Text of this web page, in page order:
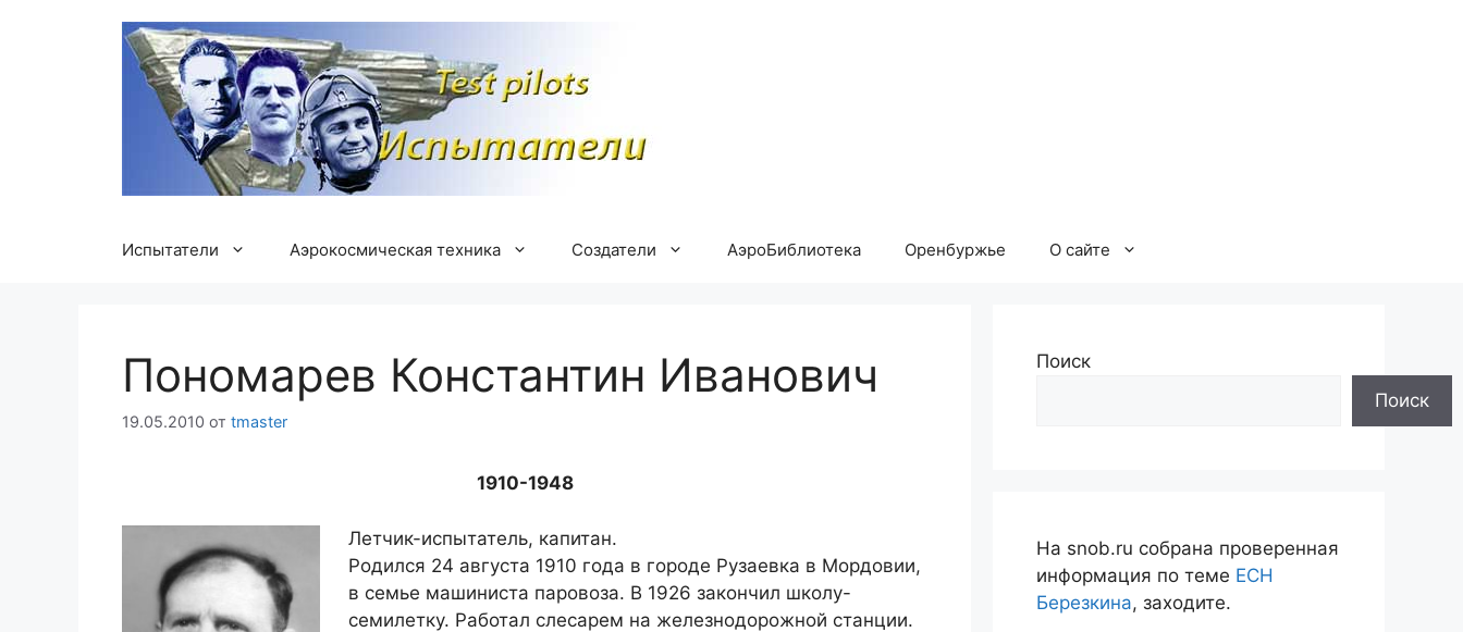
Испытатели Аэрокосмическая техника Создатели АэроБиблиотека Оренбуржье О сайте
Пономарев Константин Иванович
19.05.2010 от tmaster
1910-1948
Летчик-испытатель, капитан.
Родился 24 августа 1910 года в городе Рузаевка в Мордовии,
в семье машиниста паровоза. В 1926 закончил школу-
семилетку. Работал слесарем на железнодорожной станции.
Поиск
Поиск
На snob.ru собрана проверенная
информация по теме ЕСН
Березкина, заходите.